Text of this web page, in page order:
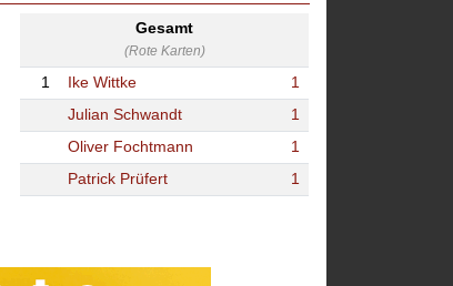
Gesamt
(Rote Karten)
1 Ike Wittke
1
Julian Schwandt
1
Oliver Fochtmann
1
Patrick Prüfert
1